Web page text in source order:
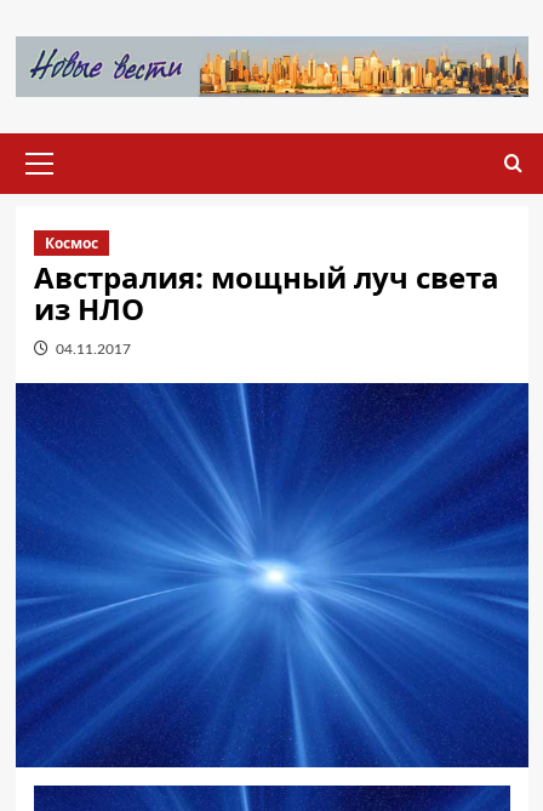
содержимому
меню
Космос
Австралия: мощный луч света
из НЛО
04.11.2017